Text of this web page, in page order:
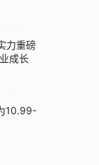
力重磅
成长
10.99-